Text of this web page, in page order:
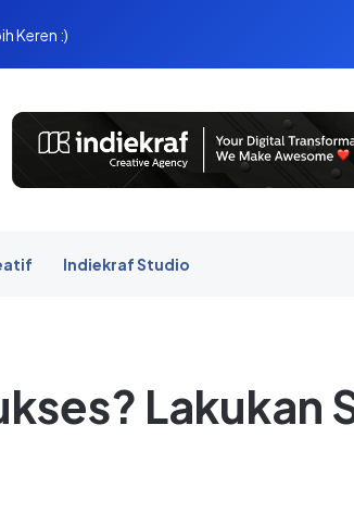
Keren :)
Indiekraf Studio
Lakukan